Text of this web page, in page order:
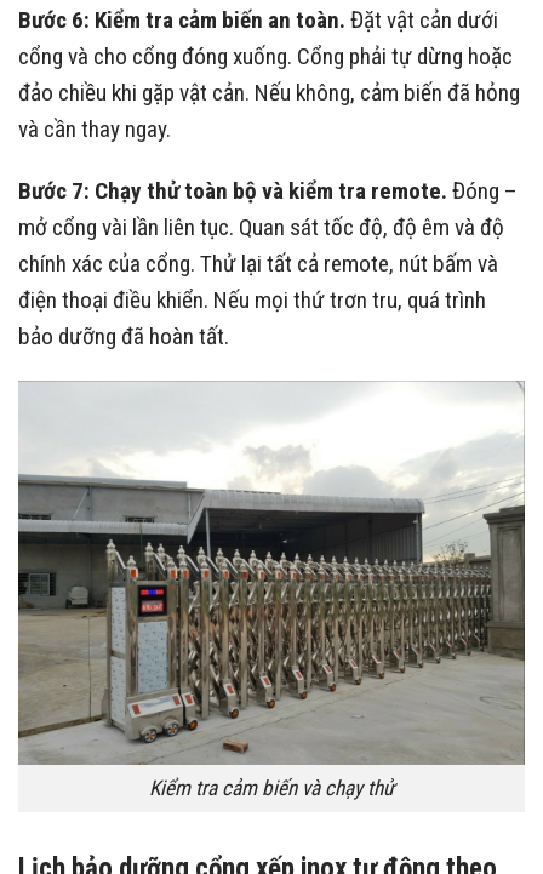
Bước 6: Kiểm tra cảm biến an toàn. Đặt vật cản dưới
cổng và cho cổng đóng xuống. Cổng phải tự dừng hoặc
đảo chiều khi gặp vật cản. Nếu không, cảm biến đã hỏng
và cần thay ngay.
Bước 7: Chạy thử toàn bộ và kiểm tra remote. Đóng –
mở cổng vài lần liên tục. Quan sát tốc độ, độ êm và độ
chính xác của cổng. Thử lại tất cả remote, nút bấm và
điện thoại điều khiển. Nếu mọi thứ trơn tru, quá trình
bảo dưỡng đã hoàn tất.
Kiểm tra cảm biến và chạy thử